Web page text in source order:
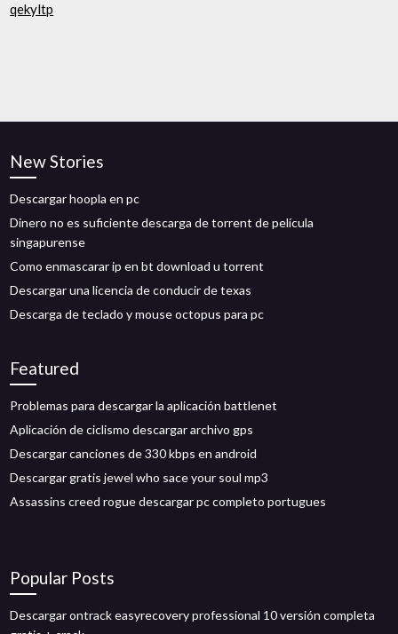
qekyltp
New Stories
Descargar hoopla en pc
Dinero no es suficiente descarga de torrent de película
singapurense
Como enmascarar ip en bt download u torrent
Descargar una licencia de conducir de texas
Descarga de teclado y mouse octopus para pc
Featured
Problemas para descargar la aplicación battlenet
Aplicación de ciclismo descargar archivo gps
Descargar canciones de 330 kbps en android
Descargar gratis jewel who sace your soul mp3
Assassins creed rogue descargar pc completo portugues
Popular Posts
Descargar ontrack easyrecovery professional 10 versión completa